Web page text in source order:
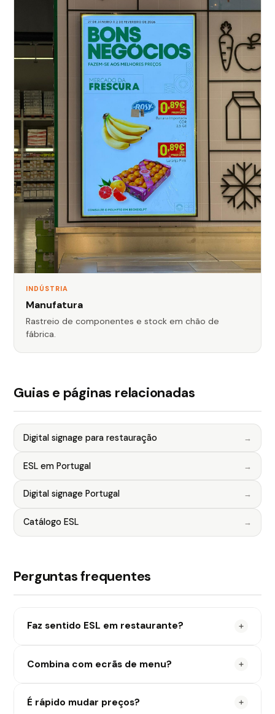
INDÚSTRIA
Manufatura
Rastreio de componentes e stock em chão de
fábrica.
Guias e páginas relacionadas
Digital signage para restauração
ESL em Portugal
Digital signage Portugal
Catálogo ESL
Perguntas frequentes
Faz sentido ESL em restaurante?
exposto ao público.
Combina com ecrãs de menu?
conjunto.
É rápido mudar preços?